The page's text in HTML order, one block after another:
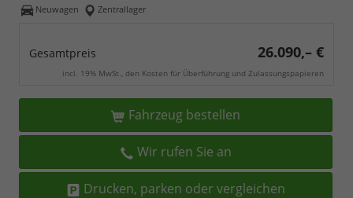
Neuwagen
Zentrallager
Gesamtpreis 26.090,– €
incl. 19% MwSt., den Kosten für Überführung und Zulassungspapieren
Fahrzeug bestellen
Wir rufen Sie an
Drucken, parken oder vergleichen